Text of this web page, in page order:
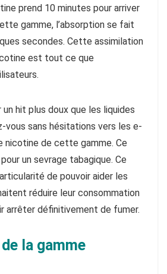
prend 10 minutes pour arriver
gamme, l’absorption se fait
secondes. Cette assimilation
est tout ce que
un hit plus doux que les liquides
vous sans hésitations vers les e-
nicotine de cette gamme. Ce
un sevrage tabagique. Ce
de pouvoir aider les
réduire leur consommation
arrêter définitivement de fumer.
la gamme